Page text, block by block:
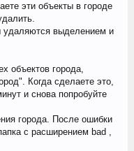
эти объекты в городе
удаляются выделением и
объектов города,
Когда сделаете это,
и снова попробуйте
города. После ошибки
с расширением bad ,